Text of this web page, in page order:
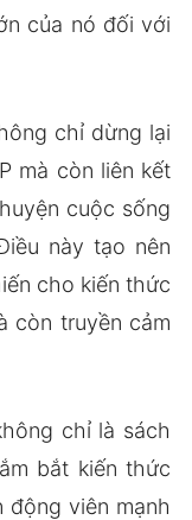
của nó đối với
chỉ dừng lại
mà còn liên kết
cuộc sống
này tạo nên
cho kiến thức
còn truyền cảm
chỉ là sách
bắt kiến thức
động viên mạnh